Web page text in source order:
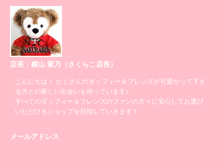
店長：横山 紫乃（さくらこ店長）
こんにちは！ たくさんのダッフィー＆フレンズが可愛がって下さ
る方との新しい出会いを待っています♪
すべてのダッフィー＆フレンズのファンの方々に安心してお選び
いただけるショップを目指していきます！
メールアドレス